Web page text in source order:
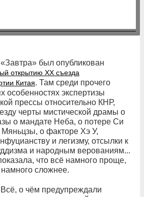
был опубликован
открытию XX съезда
Китая. Там среди прочего
особенностях экспертизы
прессы относительно КНР,
черты мистической драмы о
о мандате Неба, о потере Си
Мяньцзы, о факторе Хэ У,
и легизму, отсылки к
и народным верованиям...
что всё намного проще,
сложнее.
о чём предупреждали